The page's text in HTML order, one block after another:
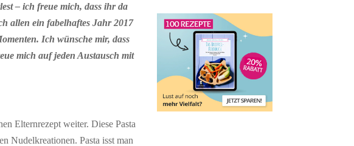
– ich freue mich, dass ihr da
allen ein fabelhaftes Jahr 2017
Ich wünsche mir, dass
mich auf jeden Austausch mit
Elternrezept weiter. Diese Pasta
Nudelkreationen. Pasta isst man